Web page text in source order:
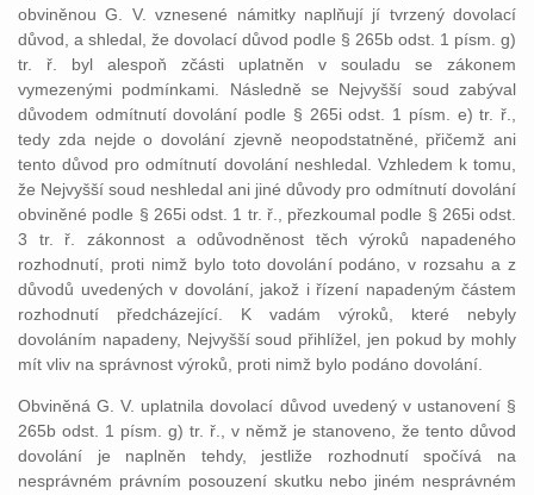
obviněnou G. V. vznesené námitky naplňují jí tvrzený dovolací
důvod, a shledal, že dovolací důvod podle § 265b odst. 1 písm. g)
tr. ř. byl alespoň zčásti uplatněn v souladu se zákonem
vymezenými podmínkami. Následně se Nejvyšší soud zabýval
důvodem odmítnutí dovolání podle § 265i odst. 1 písm. e) tr. ř.,
tedy zda nejde o dovolání zjevně neopodstatněné, přičemž ani
tento důvod pro odmítnutí dovolání neshledal. Vzhledem k tomu,
že Nejvyšší soud neshledal ani jiné důvody pro odmítnutí dovolání
obviněné podle § 265i odst. 1 tr. ř., přezkoumal podle § 265i odst.
3 tr. ř. zákonnost a odůvodněnost těch výroků napadeného
rozhodnutí, proti nimž bylo toto dovolání podáno, v rozsahu a z
důvodů uvedených v dovolání, jakož i řízení napadeným částem
rozhodnutí předcházející. K vadám výroků, které nebyly
dovoláním napadeny, Nejvyšší soud přihlížel, jen pokud by mohly
mít vliv na správnost výroků, proti nimž bylo podáno dovolání.
Obviněná G. V. uplatnila dovolací důvod uvedený v ustanovení §
265b odst. 1 písm. g) tr. ř., v němž je stanoveno, že tento důvod
dovolání je naplněn tehdy, jestliže rozhodnutí spočívá na
nesprávném právním posouzení skutku nebo jiném nesprávném